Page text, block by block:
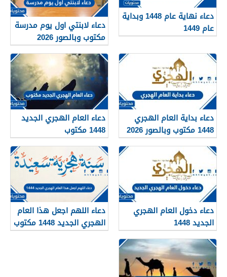
دعاء نهاية عام 1448 وبداية
عام 1449
دعاء لابنتي اول يوم مدرسة
مكتوب وبالصور 2026
دعاء بداية العام الهجري
1448 مكتوب وبالصور 2026
دعاء العام الهجري الجديد
1448 مكتوب
دعاء دخول العام الهجري
الجديد 1448
دعاء اللهم اجعل هذا العام
الهجري الجديد 1448 مكتوب